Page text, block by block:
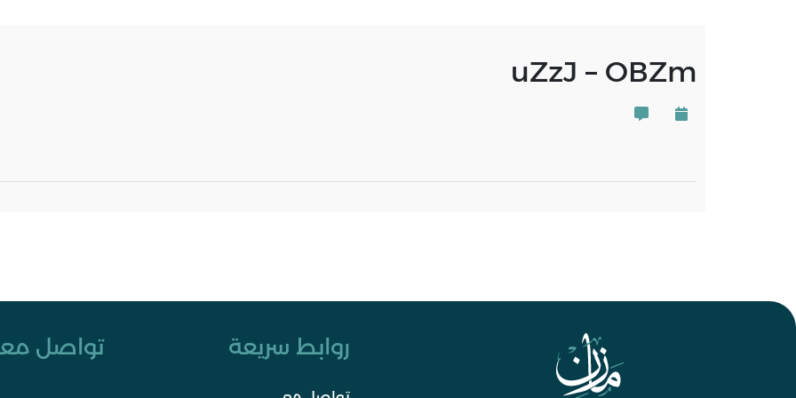
uZzJ – OBZm
روابط سريعة تواصل